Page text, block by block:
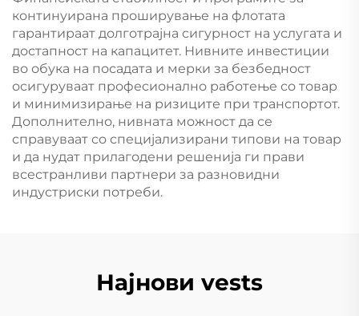
континуирана проширување на флотата
гарантираат долготрајна сигурност на услугата и
достапност на капацитет. Нивните инвестиции
во обука на посадата и мерки за безбедност
осигуруваат професионално работење со товар
и минимизирање на ризиците при транспортот.
Дополнително, нивната можност да се
справуваат со специјализирани типови на товар
и да нудат прилагодени решенија ги прави
всестранливи партнери за разновидни
индустриски потреби.
Најнови vests